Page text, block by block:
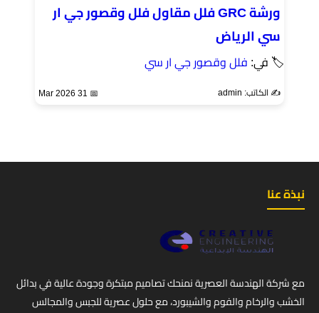
ورشة GRC فلل مقاول فلل وقصور جي ار
سي الرياض
🏷 في: فلل وقصور جي ار سي
✍️ الكاتب: admin 📅 31 Mar 2026
نبذة عنا
مع شركة الهندسة العصرية نمنحك تصاميم مبتكرة وجودة عالية في بدائل
الخشب والرخام والفوم والشيبورد، مع حلول عصرية للجبس والمجالس